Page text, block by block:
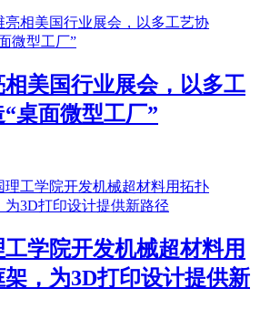
美国行业展会，以多工
桌面微型工厂”
学院开发机械超材料用
，为3D打印设计提供新